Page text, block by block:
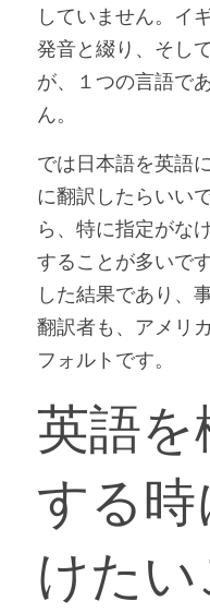
していません。イ
発音と綴り、そし
が、１つの言語で
ん。
では日本語を英語
に翻訳したらいい
ら、特に指定がな
することが多いで
した結果であり、
翻訳者も、アメリ
フォルトです。
英語
する
けたい